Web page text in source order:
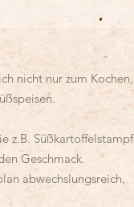
nicht nur zum Kochen,
z.B. Süßkartoffelstampf
Geschmack.
abwechslungsreich,